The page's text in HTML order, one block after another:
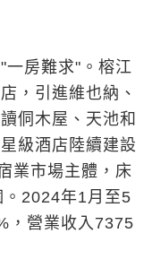
一房難求"。榕江
，引進維也納、
侗木屋、天池和
級酒店陸續建設
業市場主體，床
2024年1月至5
，營業收入7375